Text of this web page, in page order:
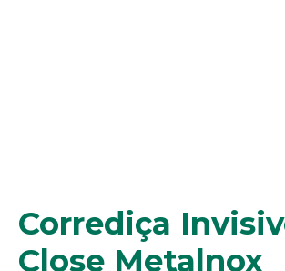
Corrediça
Close Metalnox